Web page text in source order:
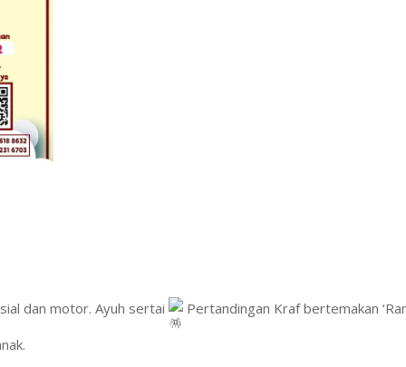
dan motor. Ayuh sertai
Pertandingan Kraf bertemakan